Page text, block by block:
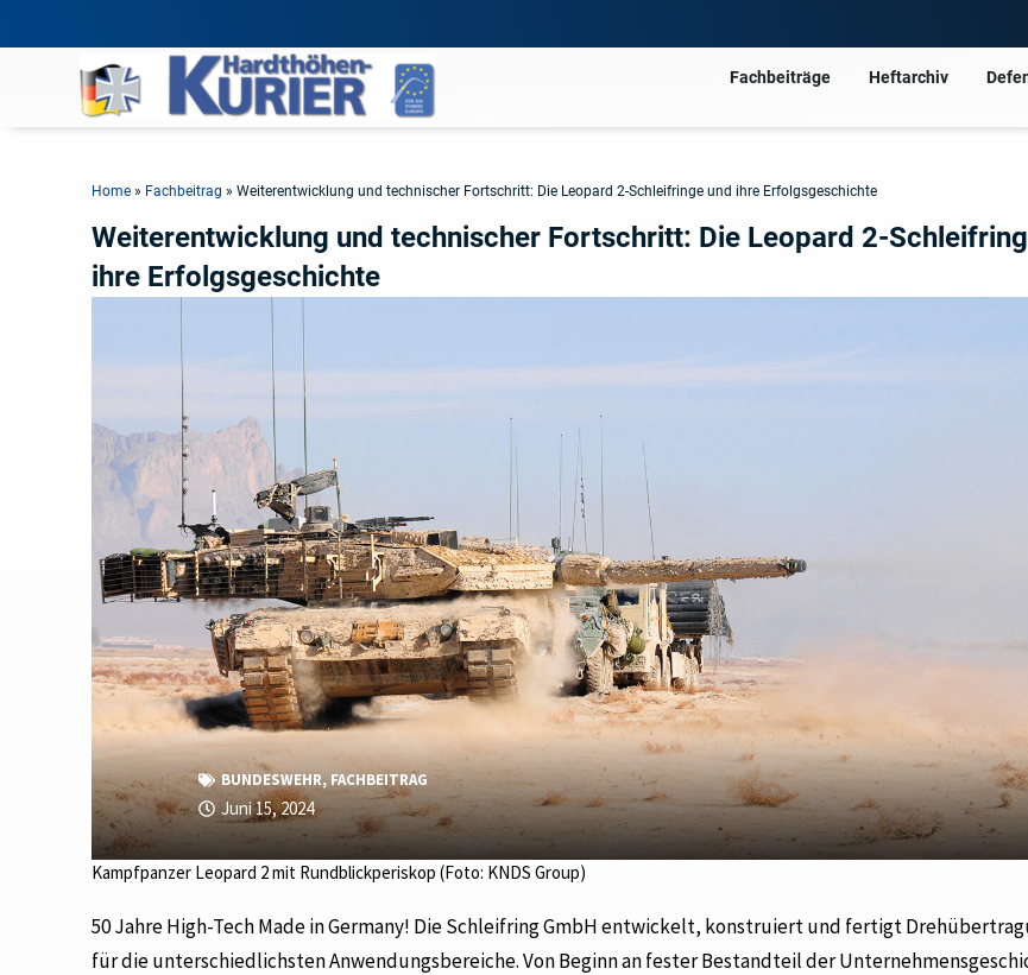
Fachbeiträge Heftarchiv
Home » Fachbeitrag »Weiterentwicklung und technischer Fortschritt: Die Leopard 2-Schleifringe und ihre Erfolgsgeschichte
Weiterentwicklung und technischer Fortschritt: Die Leopard 2-
ihre Erfolgsgeschichte
BUNDESWEHR, FACHBEITRAG
Juni 15, 2024
Kampfpanzer Leopard 2 mit Rundblickperiskop (Foto: KNDS Group)
50 Jahre High-Tech Made in Germany! Die Schleifring GmbH entwickelt, konstruiert und fertigt
für die unterschiedlichsten Anwendungsbereiche. Von Beginn an fester Bestandteil der